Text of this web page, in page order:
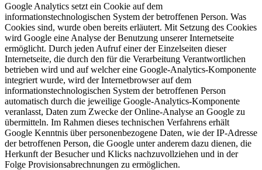
Google Analytics setzt ein Cookie auf dem
informationstechnologischen System der betroffenen Person. Was
Cookies sind, wurde oben bereits erläutert. Mit Setzung des Cookies
wird Google eine Analyse der Benutzung unserer Internetseite
ermöglicht. Durch jeden Aufruf einer der Einzelseiten dieser
Internetseite, die durch den für die Verarbeitung Verantwortlichen
betrieben wird und auf welcher eine Google-Analytics-Komponente
integriert wurde, wird der Internetbrowser auf dem
informationstechnologischen System der betroffenen Person
automatisch durch die jeweilige Google-Analytics-Komponente
veranlasst, Daten zum Zwecke der Online-Analyse an Google zu
übermitteln. Im Rahmen dieses technischen Verfahrens erhält
Google Kenntnis über personenbezogene Daten, wie der IP-Adresse
der betroffenen Person, die Google unter anderem dazu dienen, die
Herkunft der Besucher und Klicks nachzuvollziehen und in der
Folge Provisionsabrechnungen zu ermöglichen.